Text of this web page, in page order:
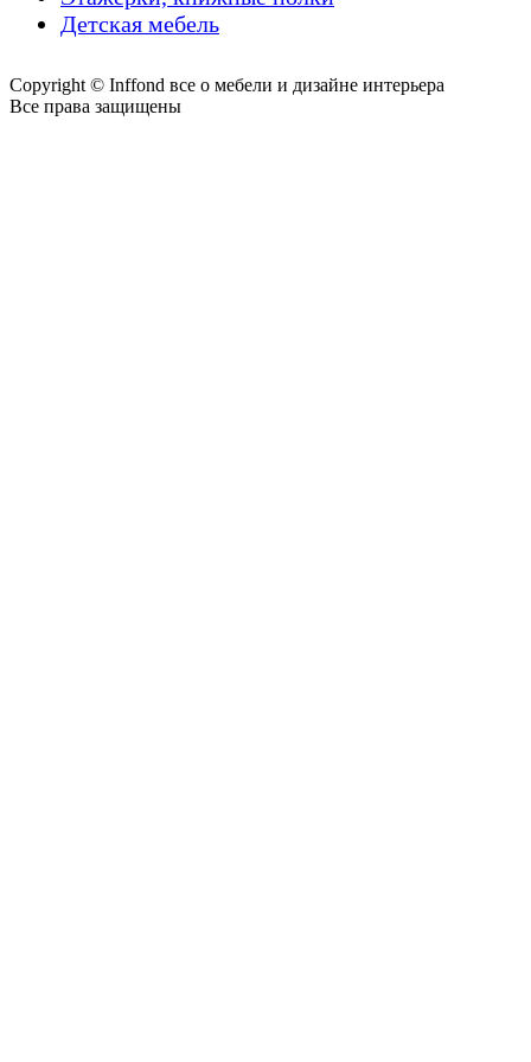
Детская мебель
Copyright © Inffond все о мебели и дизайне интерьера
Все права защищены